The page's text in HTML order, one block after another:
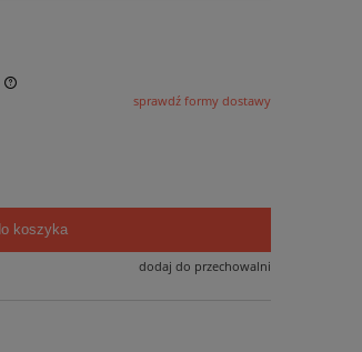
sprawdź formy dostawy
koszyka
dodaj do przechowalni